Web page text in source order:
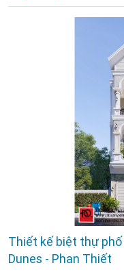
Thiết kế biệt thự
Dunes - Phan Thiết